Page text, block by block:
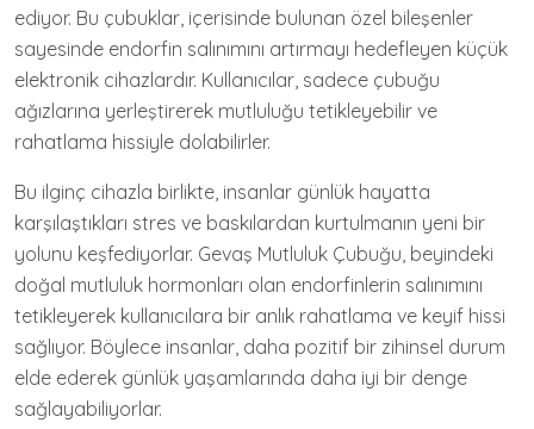
ediyor. Bu çubuklar, içerisinde bulunan özel bileşenler
sayesinde endorfin salınımını artırmayı hedefleyen küçük
elektronik cihazlardır. Kullanıcılar, sadece çubuğu
ağızlarına yerleştirerek mutluluğu tetikleyebilir ve
rahatlama hissiyle dolabilirler.
Bu ilginç cihazla birlikte, insanlar günlük hayatta
karşılaştıkları stres ve baskılardan kurtulmanın yeni bir
yolunu keşfediyorlar. Gevaş Mutluluk Çubuğu, beyindeki
doğal mutluluk hormonları olan endorfinlerin salınımını
tetikleyerek kullanıcılara bir anlık rahatlama ve keyif hissi
sağlıyor. Böylece insanlar, daha pozitif bir zihinsel durum
elde ederek günlük yaşamlarında daha iyi bir denge
sağlayabiliyorlar.